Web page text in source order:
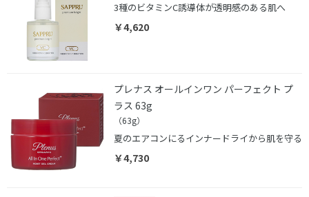
3種のビタミンC誘導体が透明感のある肌へ
￥4,620
プレナス オールインワン パーフェクト プ
ラス 63g
（63g）
夏のエアコンにるインナードライから肌を守る
￥4,730